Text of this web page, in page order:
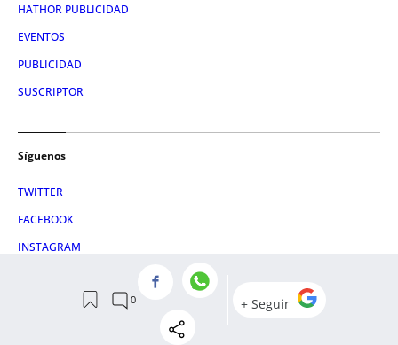
HATHOR PUBLICIDAD
EVENTOS
PUBLICIDAD
SUSCRIPTOR
Síguenos
TWITTER
FACEBOOK
INSTAGRAM